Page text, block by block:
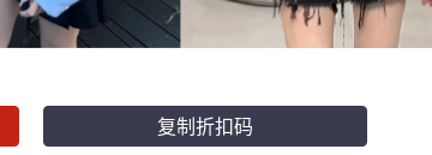
复制折扣码